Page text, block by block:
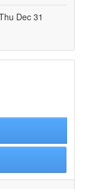
Dec 31